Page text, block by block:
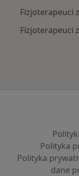
Fizjoterapeuci
Fizjoterapeuci
Polityka
Polityka
dane